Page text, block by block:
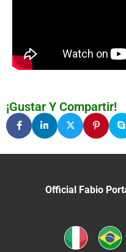
¡Gustar Y Compartir!
Official Fabio